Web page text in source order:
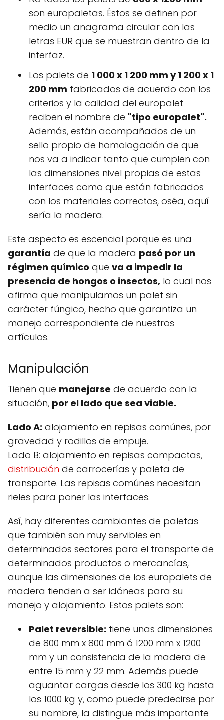
son europaletas. Éstos se definen por
medio un anagrama circular con las
letras EUR que se muestran dentro de la
interfaz.
Los palets de 1 000 x 1 200 mm y 1 200 x 1
200 mm fabricados de acuerdo con los
criterios y la calidad del europalet
reciben el nombre de "tipo europalet".
Además, están acompañados de un
sello propio de homologación de que
nos va a indicar tanto que cumplen con
las dimensiones nivel propias de estas
interfaces como que están fabricados
con los materiales correctos, oséa, aquí
sería la madera.
Este aspecto es escencial porque es una
garantía de que la madera pasó por un
régimen químico que va a impedir la
presencia de hongos o insectos, lo cual nos
afirma que manipulamos un palet sin
carácter fúngico, hecho que garantiza un
manejo correspondiente de nuestros
artículos.
Manipulación
Tienen que manejarse de acuerdo con la
situación, por el lado que sea viable.
Lado A: alojamiento en repisas comúnes, por
gravedad y rodillos de empuje.
Lado B: alojamiento en repisas compactas,
distribución de carrocerías y paleta de
transporte. Las repisas comúnes necesitan
rieles para poner las interfaces.
Así, hay diferentes cambiantes de paletas
que también son muy servibles en
determinados sectores para el transporte de
determinados productos o mercancías,
aunque las dimensiones de los europalets de
madera tienden a ser idóneas para su
manejo y alojamiento. Estos palets son:
Palet reversible: tiene unas dimensiones
de 800 mm x 800 mm ó 1200 mm x 1200
mm y un consistencia de la madera de
entre 15 mm y 22 mm. Además puede
aguantar cargas desde los 300 kg hasta
los 1000 kg y, como puede predecirse por
su nombre, la distingue más importante